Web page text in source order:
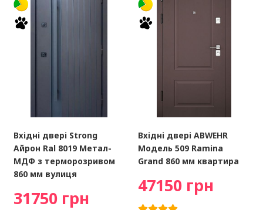
Вхідні двері Strong
Айрон Ral 8019 Метал-
МДФ з терморозривом
860 мм вулиця
31750 грн
Вхідні двері ABWEHR
Модель 509 Ramina
Grand 860 мм квартира
47150 грн